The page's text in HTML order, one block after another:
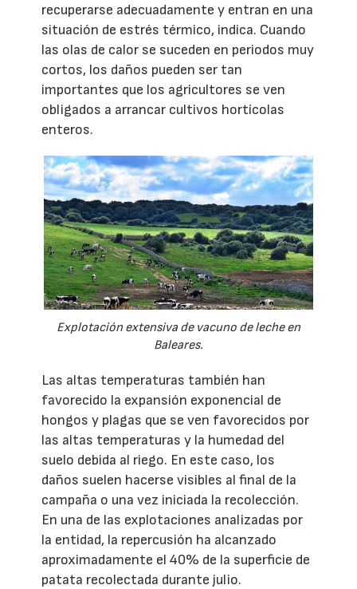
recuperarse adecuadamente y entran en una
situación de estrés térmico, indica. Cuando
las olas de calor se suceden en periodos muy
cortos, los daños pueden ser tan
importantes que los agricultores se ven
obligados a arrancar cultivos hortícolas
enteros.
Explotación extensiva de vacuno de leche en
Baleares.
Las altas temperaturas también han
favorecido la expansión exponencial de
hongos y plagas que se ven favorecidos por
las altas temperaturas y la humedad del
suelo debida al riego. En este caso, los
daños suelen hacerse visibles al final de la
campaña o una vez iniciada la recolección.
En una de las explotaciones analizadas por
la entidad, la repercusión ha alcanzado
aproximadamente el 40% de la superficie de
patata recolectada durante julio.